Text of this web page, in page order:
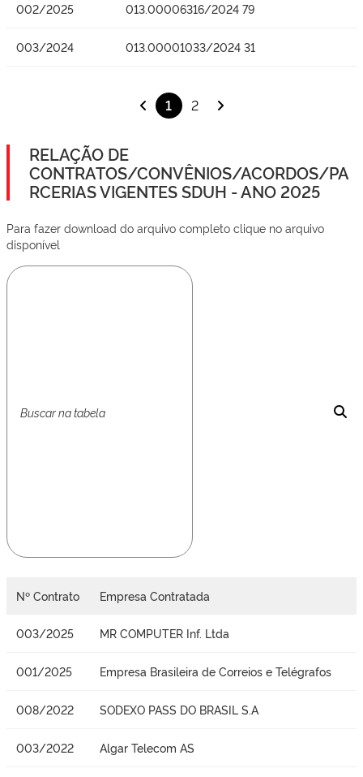
002/2025 013.00006316/2024 79
003/2024 013.00001033/2024 31
1 2
RELAÇÃO DE
CONTRATOS/CONVÊNIOS/ACORDOS/PA
RCERIAS VIGENTES SDUH - ANO 2025
Para fazer download do arquivo completo clique no arquivo
disponível
Nº Contrato Empresa Contratada
003/2025 MR COMPUTER Inf. Ltda
001/2025 Empresa Brasileira de Correios e Telégrafos
008/2022 SODEXO PASS DO BRASIL S.A
003/2022 Algar Telecom AS